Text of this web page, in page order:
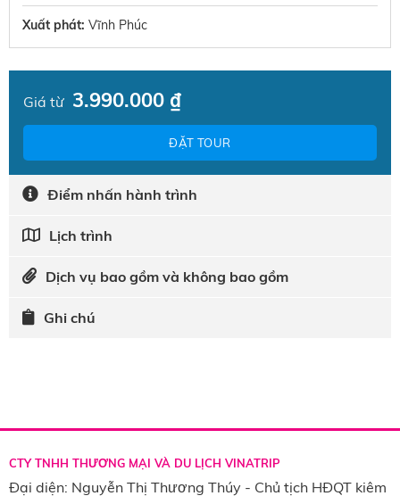
Xuất phát: Vĩnh Phúc
Giá từ 3.990.000 ₫
ĐẶT TOUR
Điểm nhấn hành trình
Lịch trình
Dịch vụ bao gồm và không bao gồm
Ghi chú
CTY TNHH THƯƠNG MẠI VÀ DU LỊCH VINATRIP
Đại diện: Nguyễn Thị Thương Thúy - Chủ tịch HĐQT kiêm